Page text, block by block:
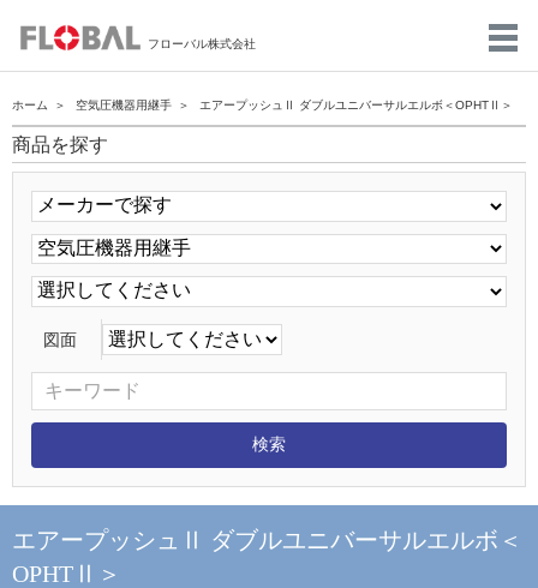
フローバル株式会社
ホーム 空気圧機器用継手 エアープッシュⅡ ダブルユニバーサルエルボ＜OPHTⅡ＞
商品を探す
図面
エアープッシュⅡ ダブルユニバーサルエルボ＜
OPHTⅡ＞